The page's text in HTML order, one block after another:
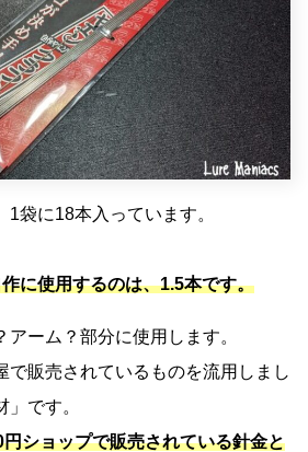
袋に18本入っています。
に使用するのは、1.5本です。
ーム？部分に使用します。
で販売されているものを流用しまし
です。
ショップで販売されている針金と